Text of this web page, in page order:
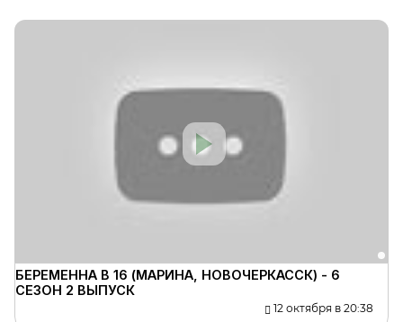
БЕРЕМЕННА В 16 (МАРИНА, НОВОЧЕРКАССК) - 6
СЕЗОН 2 ВЫПУСК
12 октября в 20:38